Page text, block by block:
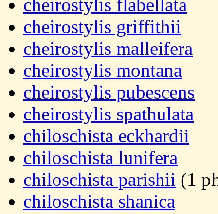
cheirostylis flabellata
cheirostylis griffithii
cheirostylis malleifera
cheirostylis montana
cheirostylis pubescens
cheirostylis spathulata
chiloschista eckhardii
chiloschista lunifera
chiloschista parishii (1
chiloschista shanica